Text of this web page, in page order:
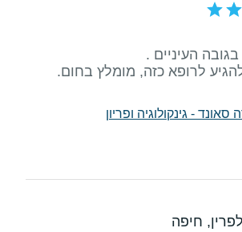
לרופא כזה, מומלץ בחום.
סאונד - גינקולוגיה ופריון
, חיפה